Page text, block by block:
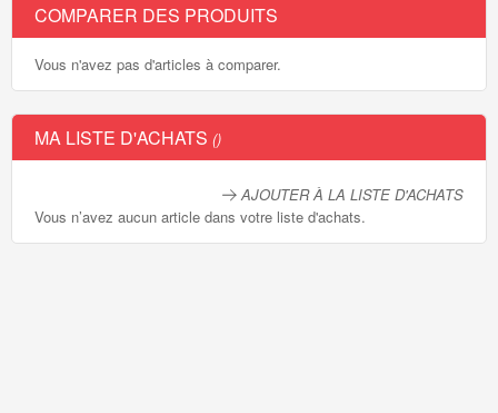
COMPARER DES PRODUITS
Vous n'avez pas d'articles à comparer.
MA LISTE D'ACHATS
AJOUTER À LA LISTE D'ACHATS
Vous n’avez aucun article dans votre liste d'achats.